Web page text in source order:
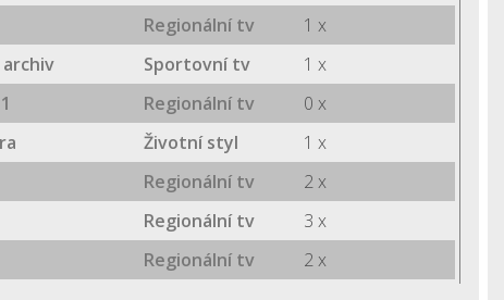
Regionální tv
1 x
Sportovní tv
1 x
Regionální tv
0 x
Životní styl
1 x
Regionální tv
2 x
Regionální tv
3 x
Regionální tv 2 x